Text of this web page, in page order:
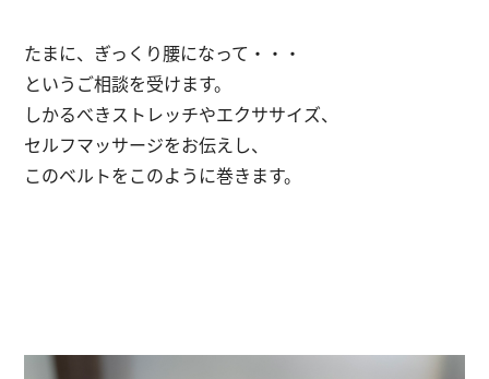
たまに、ぎっくり腰になって・・・
というご相談を受けます。
しかるべきストレッチやエクササイズ、
セルフマッサージをお伝えし、
このベルトをこのように巻きます。